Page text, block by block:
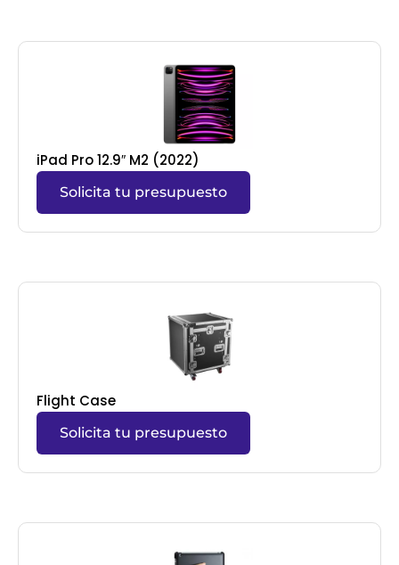
iPad Pro 12.9″ M2 (2022)
Solicita tu presupuesto
Flight Case
Solicita tu presupuesto